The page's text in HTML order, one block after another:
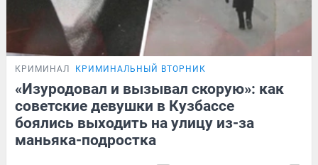
КРИМИНАЛ КРИМИНАЛЬНЫЙ ВТОРНИК
«Изуродовал и вызывал скорую»: как
советские девушки в Кузбассе
боялись выходить на улицу из-за
маньяка-подростка